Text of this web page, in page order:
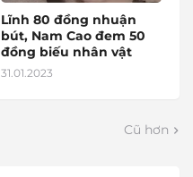
Lĩnh 80 đồng nhuận
bút, Nam Cao đem 50
đồng biếu nhân vật
31.01.2023
Cũ hơn